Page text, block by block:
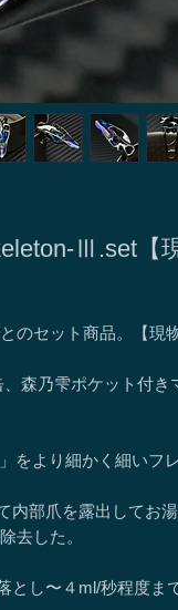
Ⅲ.set【
のセット商品。【現
森乃雫ポケット付き
をより細かく細いフ
内部爪を露出してお
去した。
し〜４ml/秒程度ま